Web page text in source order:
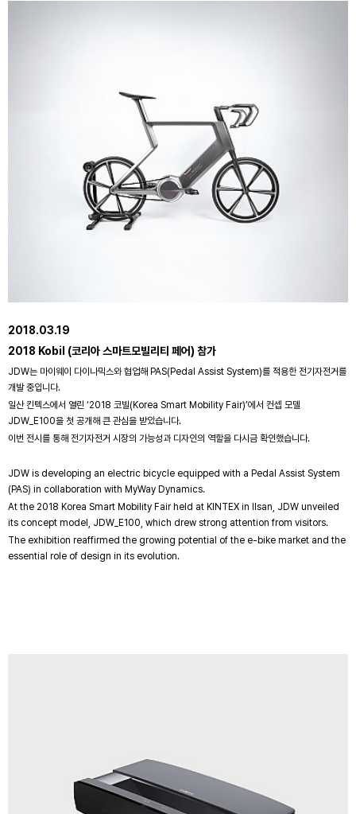
2018.03.19
2018 Kobil (코리아 스마트모빌리티 페어) 참가
JDW는 마이웨이 다이나믹스와 협업해 PAS(Pedal Assist System)를 적용한 전기자전거를
개발 중입니다.
일산 킨텍스에서 열린 ‘2018 코빌(Korea Smart Mobility Fair)’에서 컨셉 모델
JDW_E100을 첫 공개해 큰 관심을 받았습니다.
이번 전시를 통해 전기자전거 시장의 가능성과 디자인의 역할을 다시금 확인했습니다.
JDW is developing an electric bicycle equipped with a Pedal Assist System
(PAS) in collaboration with MyWay Dynamics.
At the 2018 Korea Smart Mobility Fair held at KINTEX in Ilsan, JDW unveiled
its concept model, JDW_E100, which drew strong attention from visitors.
The exhibition reaffirmed the growing potential of the e-bike market and the
essential role of design in its evolution.